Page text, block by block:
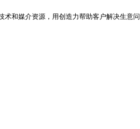
和媒介资源，用创造力帮助客户解决生意问